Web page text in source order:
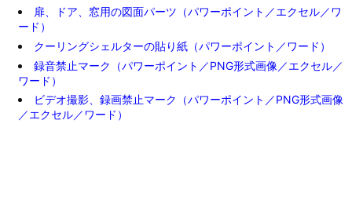
扉、ドア、窓用の図面パーツ（パワーポイント／エクセル／ワ
ード）
クーリングシェルターの貼り紙（パワーポイント／ワード）
録音禁止マーク（パワーポイント／PNG形式画像／エクセル／
ワード）
ビデオ撮影、録画禁止マーク（パワーポイント／PNG形式画像
／エクセル／ワード）